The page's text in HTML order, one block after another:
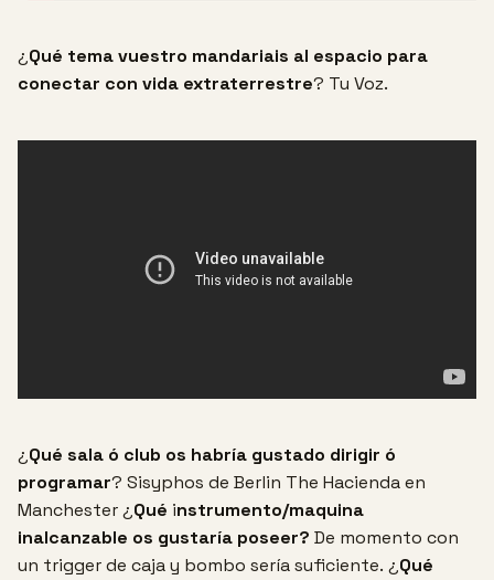
¿Qué tema vuestro mandariais al espacio para
conectar con vida extraterrestre? Tu Voz.
¿Qué sala ó club os habría gustado dirigir ó
programar? Sisyphos de Berlin The Hacienda en
Manchester¿Qué instrumento/maquina
inalcanzable os gustaría poseer? De momento con
un trigger de caja y bombo sería suficiente. ¿Qué